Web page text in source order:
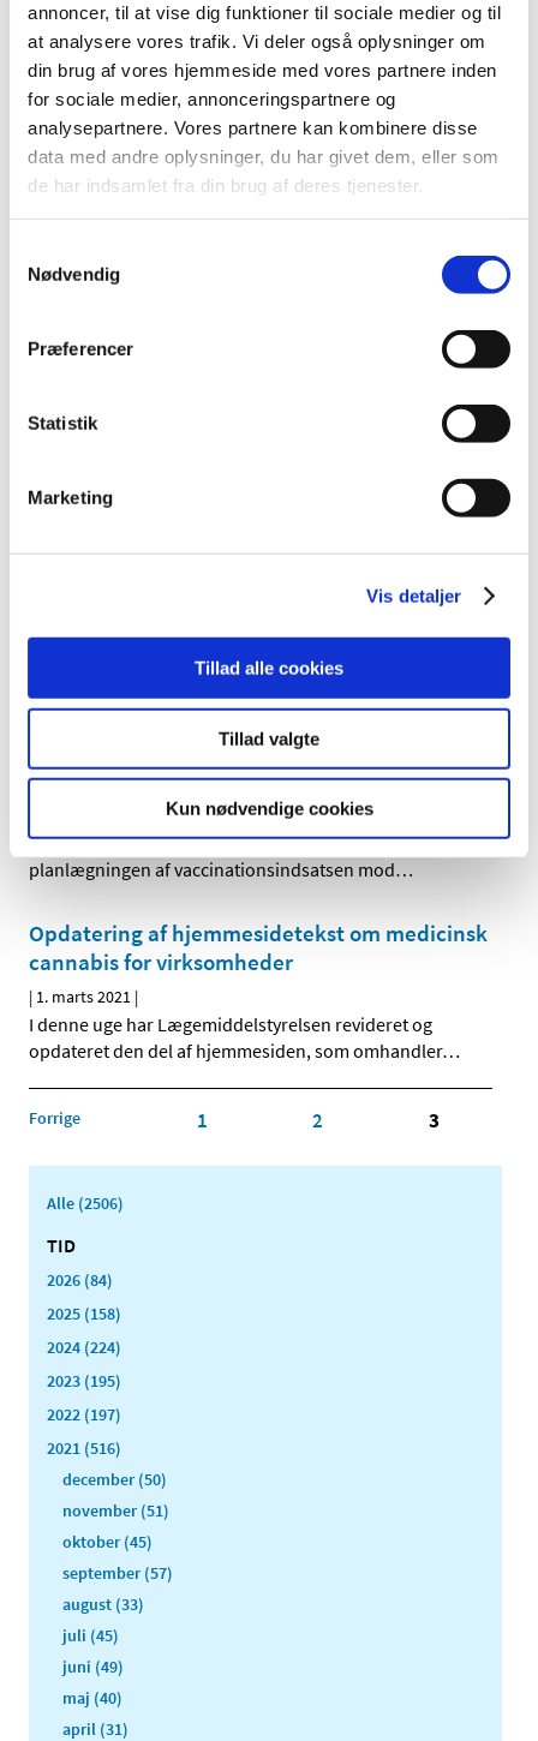
annoncer, til at vise dig funktioner til sociale medier og til
at analysere vores trafik. Vi deler også oplysninger om
din brug af vores hjemmeside med vores partnere inden
for sociale medier, annonceringspartnere og
analysepartnere. Vores partnere kan kombinere disse
data med andre oplysninger, du har givet dem, eller som
de har indsamlet fra din brug af deres tjenester.
Nødvendig
Præferencer
Statistik
Marketing
Vis detaljer
Tillad alle cookies
Tillad valgte
Kun nødvendige cookies
Over 14.000 danskere er vaccineret med COVID-19
Vaccine Moderna. 27 indberetninger om formodede
…
Ny webservice til indberetning af formodede
bivirkninger
|4. marts 2021|
Det skal være lettere og hurtigere for praktiserende læger
statslige lægemiddelberedskab delvist til den
30. juni 2021
Lægemiddelstyrelsen har indstillet til, at
Kombinationsbehandlingen
Det europæiske lægemiddelagentur, EMA, har nu
afsluttet sin gennemgang af antistof-kombinationen
håndtere vacciner m.v. mod COVID-19 udenfor
sygehuse og sygehusapoteker
Lægemiddelstyrelsen har i forbindelse med
planlægningen af vaccinationsindsatsen mod…
Opdatering af hjemmesidetekst om medicinsk
cannabis for virksomheder
| 1. marts 2021 |
I denne uge har Lægemiddelstyrelsen revideret og
opdateret den del af hjemmesiden, som omhandler…
Forrige 1 2 3
Alle (2506)
TID
2026 (84)
2025 (158)
2024 (224)
2023 (195)
2022 (197)
2021 (516)
december (50)
november (51)
oktober (45)
september (57)
august (33)
juli (45)
juni (49)
maj (40)
april (31)